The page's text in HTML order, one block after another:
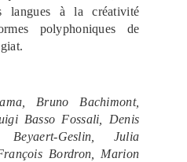
langues à la créativité
polyphoniques de
Bruno Bachimont,
Basso Fossali, Denis
Geslin, Julia
Bordron, Marion